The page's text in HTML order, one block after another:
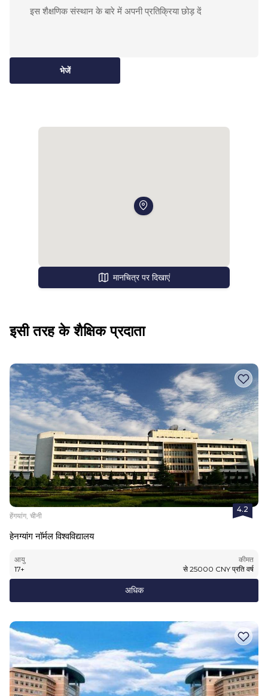
भेजें
मानचित्र पर दिखाएं
इसी तरह के शैक्षिक प्रदाता
4.2
हेंगयांग, चीनी
हेनग्यांग नॉर्मल विश्वविद्यालय
आयु
17+
कीमत
से 25000 CNY प्रति वर्ष
अधिक